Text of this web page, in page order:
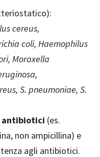
cereus,
coli, Haemophilus
Moraxella
S. pneumoniae, S.
antibiotici (es.
non ampicillina) e
agli antibiotici.